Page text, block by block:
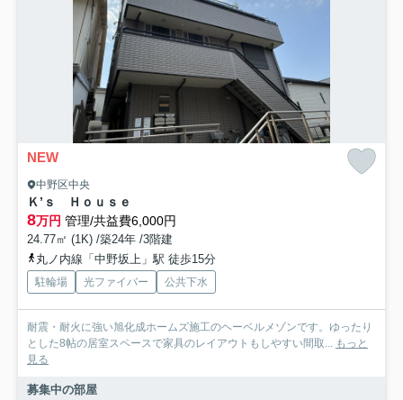
NEW
中野区中央
Ｋ’ｓ Ｈｏｕｓｅ
8万円 管理/共益費6,000円
24.77㎡ (1K) /築24年 /3階建
丸ノ内線「中野坂上」駅 徒歩15分
駐輪場 光ファイバー 公共下水
耐震・耐火に強い旭化成ホームズ施工のヘーベルメゾンです。ゆったり
とした8帖の居室スペースで家具のレイアウトもしやすい間取... もっと
見る
募集中の部屋